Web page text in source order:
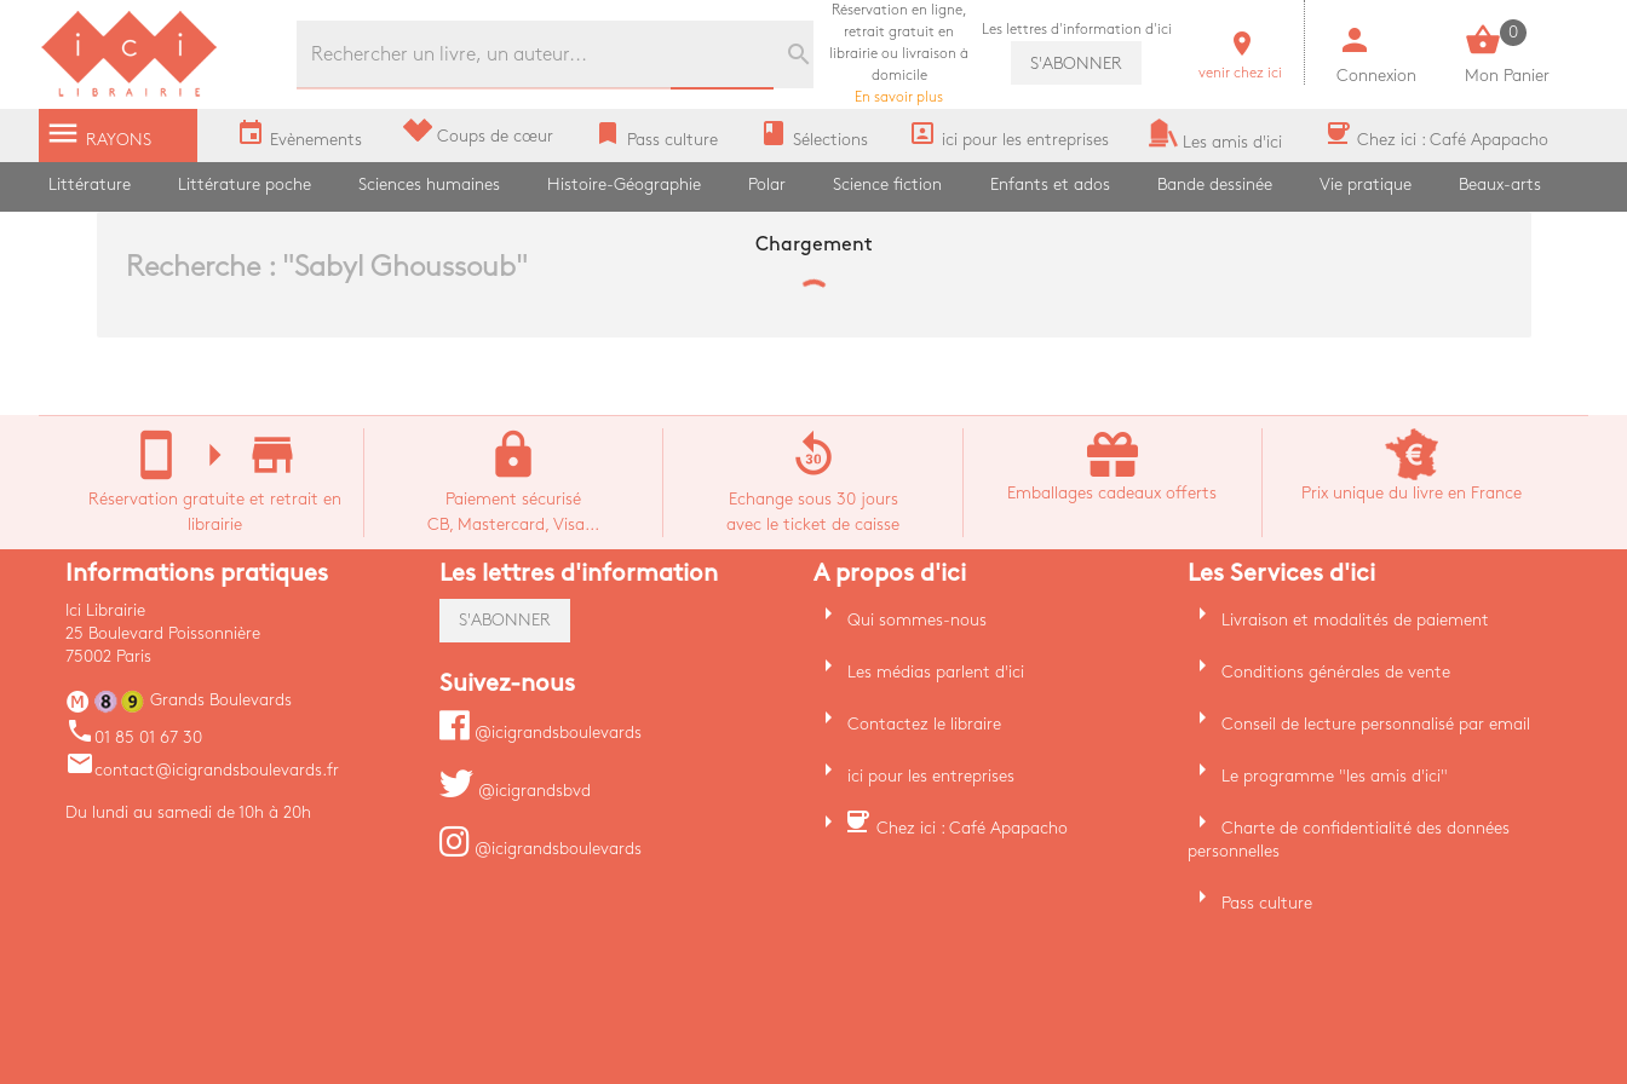
Librairie Ici Grands Boulevards
search
Réservation en ligne,
retrait gratuit en
librairie ou livraison à
domicile
En savoir plus
Les lettres d'information d'ici
S'ABONNER
room
venir chez ici
person
Connexion
shopping_basket 0
Mon Panier
menu RAYONS event Evènements Coups de cœur bookmark Pass culture book Sélections portrait ici pour les entreprises Les amis d'ici coffee Chez ici : Café Apapacho
Littérature Littérature poche Sciences humaines Histoire-Géographie Polar Science fiction Enfants et ados Bande dessinée Vie pratique Beaux-arts
Recherche : "Sabyl Ghoussoub"
Chargement
stay_current_portrait arrow_right store_mall_directory
Réservation gratuite et retrait en
librairie
lock
Paiement sécurisé
CB, Mastercard, Visa...
replay_30
Echange sous 30 jours
avec le ticket de caisse
Emballages cadeaux offerts Prix unique du livre en France
Informations pratiques
Ici Librairie
25 Boulevard Poissonnière
75002 Paris
Grands Boulevards
phone 01 85 01 67 30
emailcontact@icigrandsboulevards.fr
Du lundi au samedi de 10h à 20h
Les lettres d'information
S'ABONNER
Suivez-nous
@icigrandsboulevards
@icigrandsbvd
@icigrandsboulevards
A propos d'ici
arrow_right Qui sommes-nous
arrow_right Les médias parlent d'ici
arrow_right Contactez le libraire
arrow_right ici pour les entreprises
arrow_right coffee Chez ici : Café Apapacho
Les Services d'ici
arrow_right Livraison et modalités de paiement
arrow_right Conditions générales de vente
arrow_right Conseil de lecture personnalisé par email
arrow_right Le programme "les amis d'ici"
arrow_right
Charte de confidentialité des données
personnelles
arrow_right Pass culture